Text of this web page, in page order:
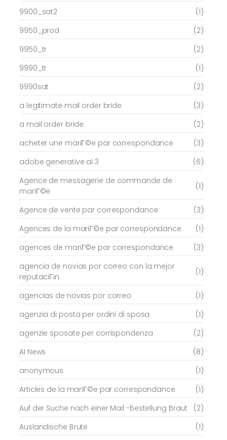
9900_sat2
(1)
9950_prod
(2)
9950_tr
(2)
9990_tr
(1)
9990sat
(2)
a legitimate mail order bride
(3)
a mail order bride
(2)
acheter une mariГ©e par correspondance
(3)
adobe generative ai 3
(6)
Agence de messagerie de commande de
mariГ©e
(1)
Agence de vente par correspondance
(3)
Agences de la mariГ©e par correspondance
(1)
agences de mariГ©e par correspondance
(3)
agencia de novias por correo con la mejor
reputaciГіn
(1)
agencias de novias por correo
(1)
agenzia di posta per ordini di sposa
(1)
agenzie sposate per corrispondenza
(2)
AI News
(8)
anonymous
(1)
Articles de la mariГ©e par correspondance
(1)
Auf der Suche nach einer Mail -Bestellung Braut
(2)
Auslandische Brute
(1)